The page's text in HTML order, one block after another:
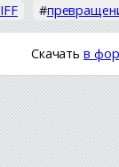
#
Скачатьв